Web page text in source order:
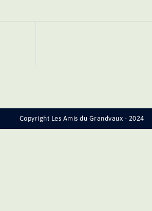
Copyright Les Amis du Grandvaux - 2024